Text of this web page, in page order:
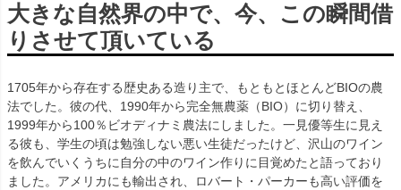
大きな自然界の中で、今、この瞬間借
りさせて頂いている
1705年から存在する歴史ある造り主で、もともとほとんどBIOの農
法でした。彼の代、1990年から完全無農薬（BIO）に切り替え、
1999年から100％ビオディナミ農法にしました。一見優等生に見え
る彼も、学生の頃は勉強しない悪い生徒だったけど、沢山のワイン
を飲んでいくうちに自分の中のワイン作りに目覚めたと語っており
ました。アメリカにも輸出され、ロバート・パーカーも高い評価を